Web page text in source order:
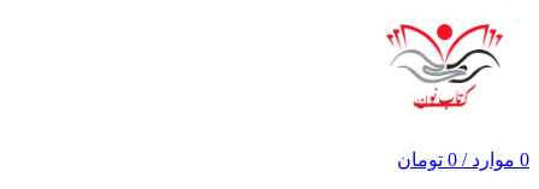
0 موارد /
0 تومان